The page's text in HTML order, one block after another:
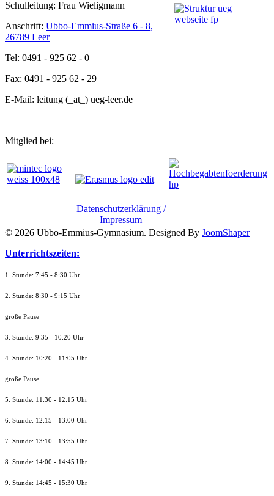
Schulleitung: Frau Wieligmann
Anschrift: Ubbo-Emmius-Straße 6 - 8,
26789 Leer
Tel: 0491 - 925 62 - 0
Fax: 0491 - 925 62 - 29
E-Mail: leitung (_at_) ueg-leer.de
Mitglied bei:
Datenschutzerklärung /
Impressum
© 2026 Ubbo-Emmius-Gymnasium. Designed By JoomShaper
Unterrichtszeiten:
1. Stunde: 7:45 - 8:30 Uhr
2. Stunde: 8:30 - 9:15 Uhr
große Pause
3. Stunde: 9:35 - 10:20 Uhr
4. Stunde: 10:20 - 11:05 Uhr
große Pause
5. Stunde: 11:30 - 12:15 Uhr
6. Stunde: 12:15 - 13:00 Uhr
7. Stunde: 13:10 - 13:55 Uhr
8. Stunde: 14:00 - 14:45 Uhr
9. Stunde: 14:45 - 15:30 Uhr